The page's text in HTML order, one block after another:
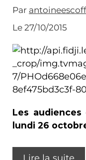
Par
Le 27/10/2015
Les
lundi 26
Lire la suite